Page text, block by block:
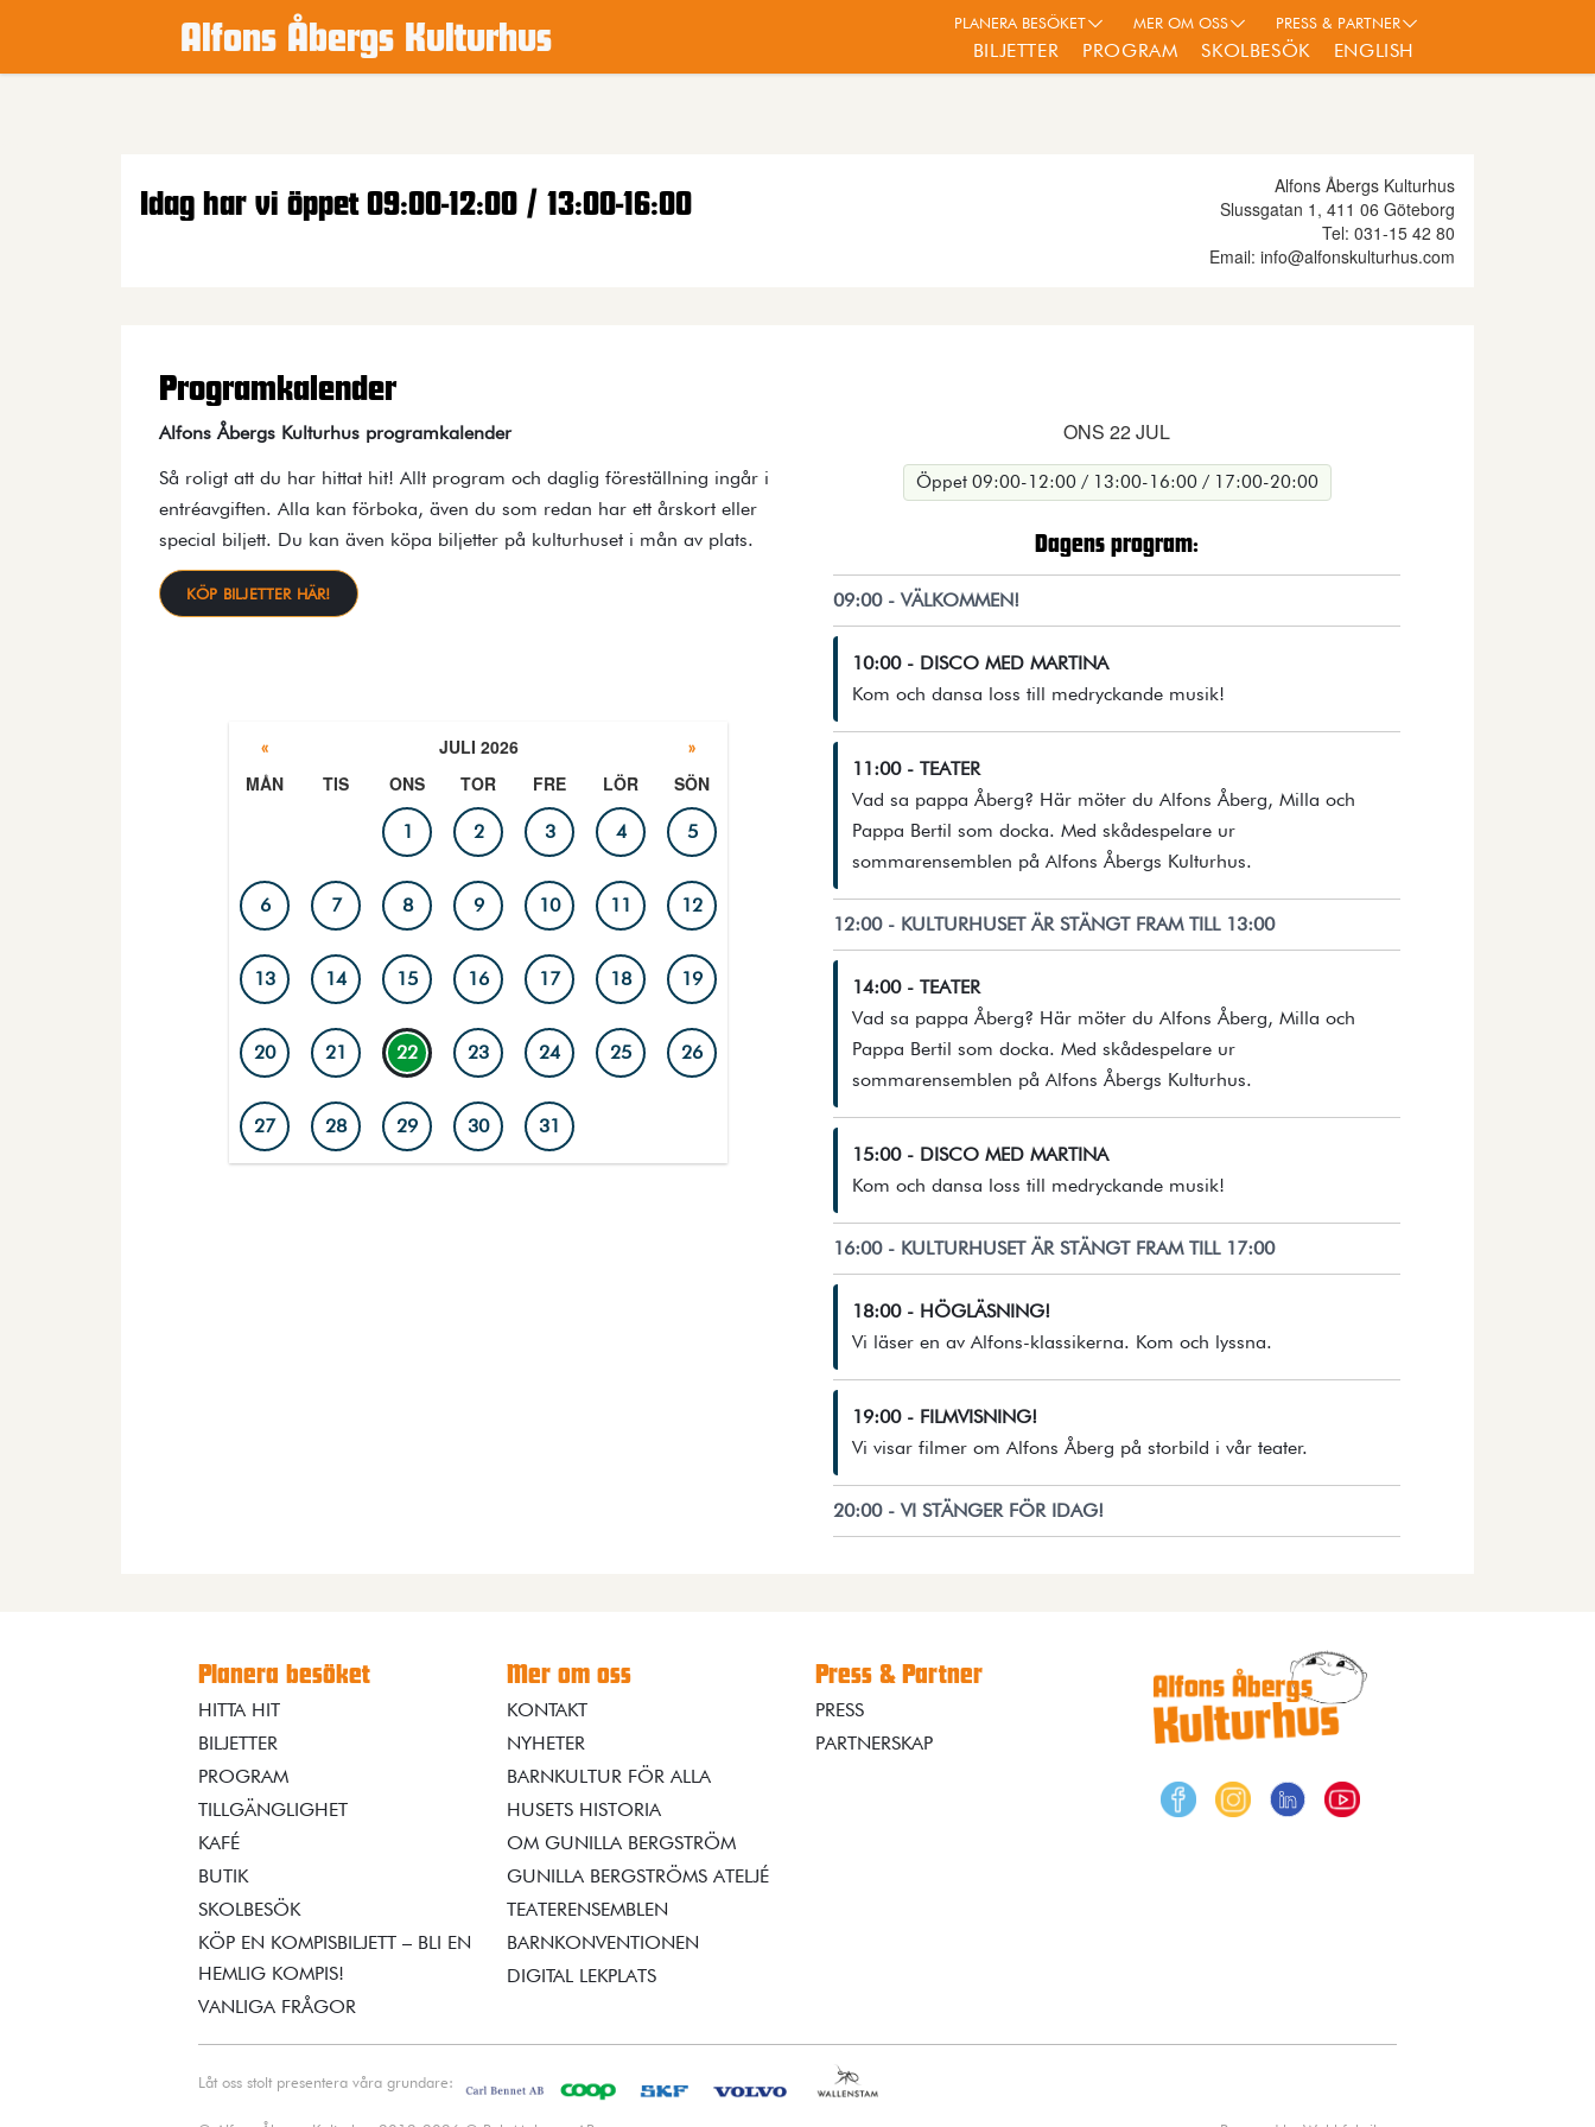
Alfons Åbergs Kulturhus BILJETTER PROGRAM SKOLBESÖK ENGLISH
PLANERA BESÖKET MER OM OSS PRESS & PARTNER
Idag har vi öppet 09:00-12:00 / 13:00-16:00
Alfons Åbergs Kulturhus
Slussgatan 1, 411 06 Göteborg
Tel: 031-15 42 80
Email: info@alfonskulturhus.com
Programkalender
Alfons Åbergs Kulturhus programkalender
Så roligt att du har hittat hit! Allt program och daglig föreställning ingår i
entréavgiften. Alla kan förboka, även du som redan har ett årskort eller
special biljett. Du kan även köpa biljetter på kulturhuset i mån av plats.
KÖP BILJETTER HÄR!
PROGRAMKALENDER
« JULI 2026 »
MÅN TIS ONS TOR FRE LÖR SÖN
1 2 3 4 5
6 7 8 9 10 11 12
13 14 15 16 17 18 19
20 21 22 23 24 25 26
27 28 29 30 31
Dagar med markerad ring har aktiviteter. Vald dag visas med fylld markering och mörk ram.
ONS 22 JUL
Öppet 09:00-12:00 / 13:00-16:00 / 17:00-20:00
Dagens program:
09:00 - VÄLKOMMEN!
10:00 - DISCO MED MARTINA
Kom och dansa loss till medryckande musik!
11:00 - TEATER
Vad sa pappa Åberg? Här möter du Alfons Åberg, Milla och
Pappa Bertil som docka. Med skådespelare ur
sommarensemblen på Alfons Åbergs Kulturhus.
12:00 - KULTURHUSET ÄR STÄNGT FRAM TILL 13:00
14:00 - TEATER
Vad sa pappa Åberg? Här möter du Alfons Åberg, Milla och
Pappa Bertil som docka. Med skådespelare ur
sommarensemblen på Alfons Åbergs Kulturhus.
15:00 - DISCO MED MARTINA
Kom och dansa loss till medryckande musik!
16:00 - KULTURHUSET ÄR STÄNGT FRAM TILL 17:00
18:00 - HÖGLÄSNING!
Vi läser en av Alfons-klassikerna. Kom och lyssna.
19:00 - FILMVISNING!
Vi visar filmer om Alfons Åberg på storbild i vår teater.
20:00 - VI STÄNGER FÖR IDAG!
Planera besöket
HITTA HIT
BILJETTER
PROGRAM
TILLGÄNGLIGHET
KAFÉ
BUTIK
SKOLBESÖK
KÖP EN KOMPISBILJETT – BLI EN
HEMLIG KOMPIS!
VANLIGA FRÅGOR
Mer om oss
KONTAKT
NYHETER
BARNKULTUR FÖR ALLA
HUSETS HISTORIA
OM GUNILLA BERGSTRÖM
GUNILLA BERGSTRÖMS ATELJÉ
TEATERENSEMBLEN
BARNKONVENTIONEN
DIGITAL LEKPLATS
Press & Partner
PRESS
PARTNERSKAP
Låt oss stolt presentera våra grundare: